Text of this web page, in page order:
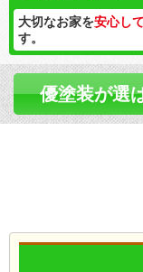
大切なお家を安心し
す。
優塗装が選